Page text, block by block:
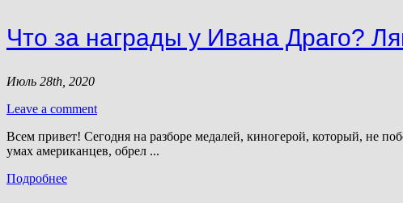
Что за награды у Ивана Драго?
Июль 28th, 2020
Leave a comment
Всем привет! Сегодня на разборе медалей, киногерой, который, не
умах американцев, обрел ...
Подробнее